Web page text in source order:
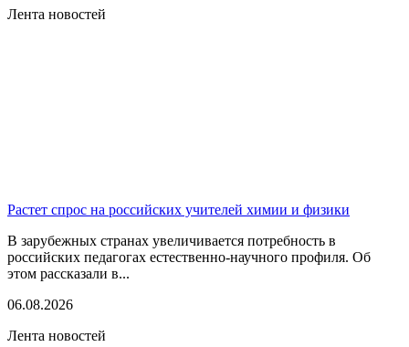
Лента новостей
Растет спрос на российских учителей химии и физики
В зарубежных странах увеличивается потребность в
российских педагогах естественно-научного профиля. Об
этом рассказали в...
06.08.2026
Лента новостей